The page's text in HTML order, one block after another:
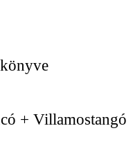
+ Villamostangó